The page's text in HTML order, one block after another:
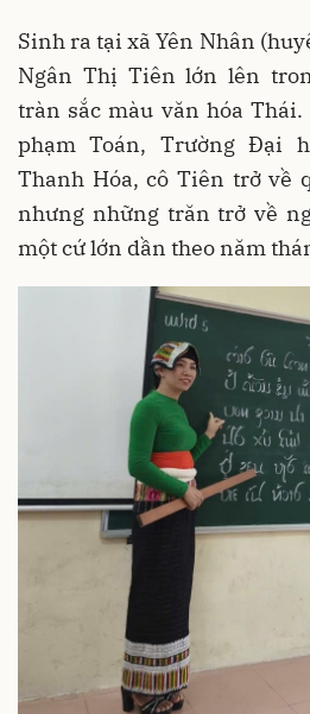
Sinh ra tại xã Yên Nhân
Ngân Thị Tiên lớn lên
tràn sắc màu văn hóa
phạm Toán, Trường Đại
Thanh Hóa, cô Tiên trở về
nhưng những trăn trở về
một cứ lớn dần theo năm